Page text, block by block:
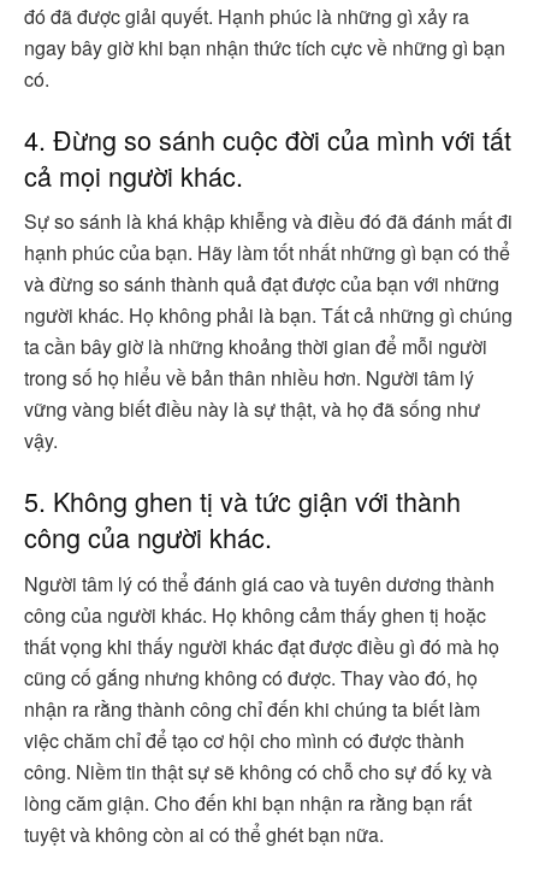
đó đã được giải quyết. Hạnh phúc là những gì xảy ra
ngay bây giờ khi bạn nhận thức tích cực về những gì bạn
có.
4. Đừng so sánh cuộc đời của mình với tất
cả mọi người khác.
Sự so sánh là khá khập khiễng và điều đó đã đánh mất đi
hạnh phúc của bạn. Hãy làm tốt nhất những gì bạn có thể
và đừng so sánh thành quả đạt được của bạn với những
người khác. Họ không phải là bạn. Tất cả những gì chúng
ta cần bây giờ là những khoảng thời gian để mỗi người
trong số họ hiểu về bản thân nhiều hơn. Người tâm lý
vững vàng biết điều này là sự thật, và họ đã sống như
vậy.
5. Không ghen tị và tức giận với thành
công của người khác.
Người tâm lý có thể đánh giá cao và tuyên dương thành
công của người khác. Họ không cảm thấy ghen tị hoặc
thất vọng khi thấy người khác đạt được điều gì đó mà họ
cũng cố gắng nhưng không có được. Thay vào đó, họ
nhận ra rằng thành công chỉ đến khi chúng ta biết làm
việc chăm chỉ để tạo cơ hội cho mình có được thành
công. Niềm tin thật sự sẽ không có chỗ cho sự đố kỵ và
lòng căm giận. Cho đến khi bạn nhận ra rằng bạn rất
tuyệt và không còn ai có thể ghét bạn nữa.